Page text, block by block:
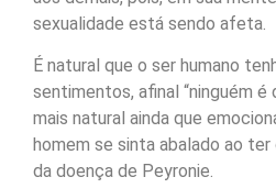
sexualidade está sendo afeta.
É natural que o ser humano
sentimentos, afinal “ninguém é
mais natural ainda que
homem se sinta abalado ao
da doença de Peyronie.